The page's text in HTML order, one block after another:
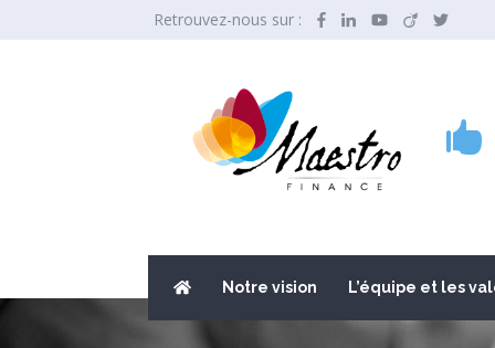
Retrouvez-nous sur :

Notre vision L’équipe et les